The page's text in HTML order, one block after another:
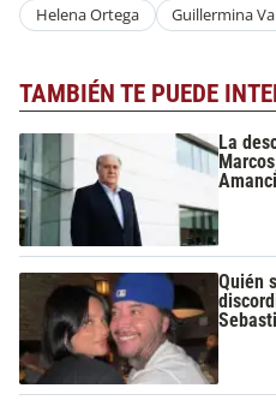
Helena Ortega Guillermina
TAMBIÉN TE PUEDE
La
Quién